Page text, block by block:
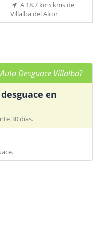
A 18.7 kms kms de
Villalba del Alcor
Auto Desguace Villalba?
en
30 días.